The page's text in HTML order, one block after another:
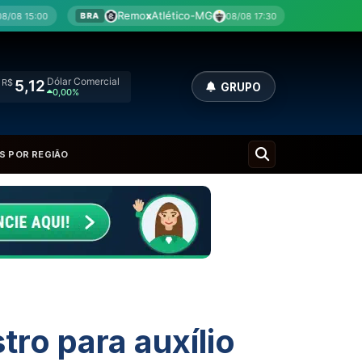
RemoxAtlético-MG 08/08 17:30 SÉRIE B Botafogo-SP
R$ 5,12 Dólar Comercial
0,00% GRUPO
POR REGIÃO
para auxílio